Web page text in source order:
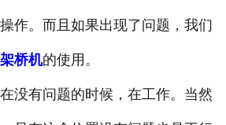
作。而且如果出现了问题，我们
桥机的使用。
有问题的时候，在工作。当然